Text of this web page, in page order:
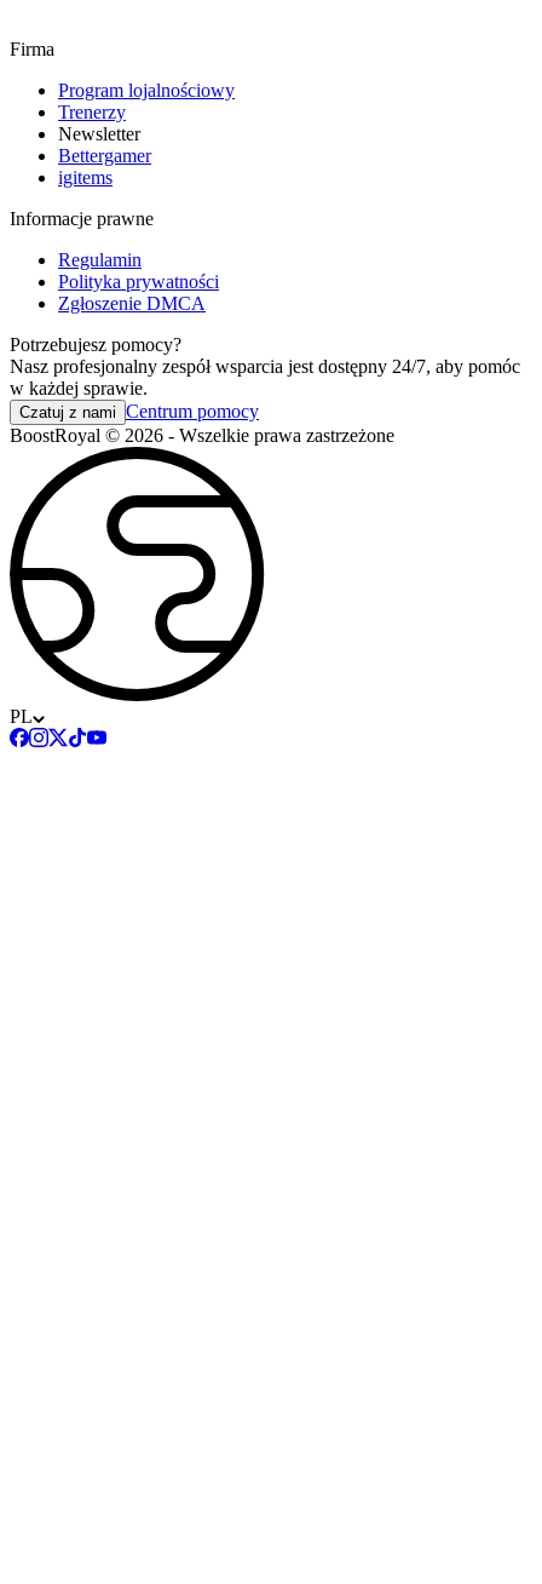
Firma
Program lojalnościowy
Trenerzy
Newsletter
Bettergamer
igitems
Informacje prawne
Regulamin
Polityka prywatności
Zgłoszenie DMCA
Potrzebujesz pomocy?
Nasz profesjonalny zespół wsparcia jest dostępny 24/7, aby pomóc
w każdej sprawie.
Czatuj z nami Centrum pomocy
BoostRoyal © 2026 - Wszelkie prawa zastrzeżone
PL